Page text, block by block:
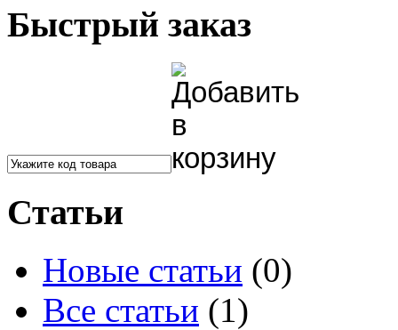
Быстрый заказ
Статьи
Новые статьи (0)
Все статьи (1)